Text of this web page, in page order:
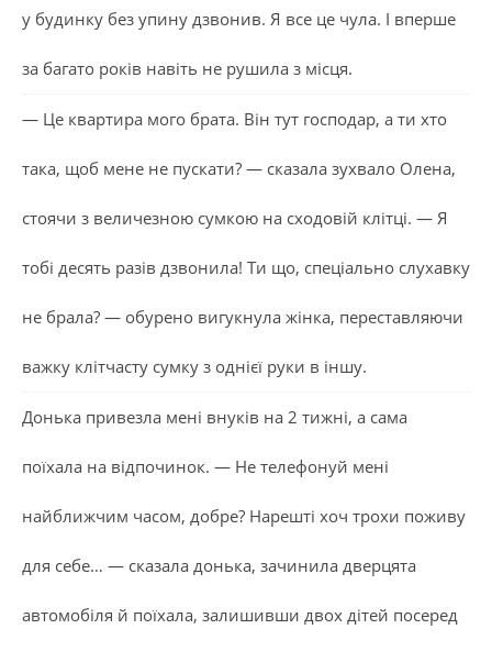
у будинку без упину дзвонив. Я все це чула. І вперше
за багато років навіть не рушила з місця.
— Це квартира мого брата. Він тут господар, а ти хто
така, щоб мене не пускати? — сказала зухвало Олена,
стоячи з величезною сумкою на сходовій клітці. — Я
тобі десять разів дзвонила! Ти що, спеціально слухавку
не брала? — обурено вигукнула жінка, переставляючи
важку клітчасту сумку з однієї руки в іншу.
Донька привезла мені внуків на 2 тижні, а сама
поїхала на відпочинок. — Не телефонуй мені
найближчим часом, добре? Нарешті хоч трохи поживу
для себе… — сказала донька, зачинила дверцята
автомобіля й поїхала, залишивши двох дітей посеред